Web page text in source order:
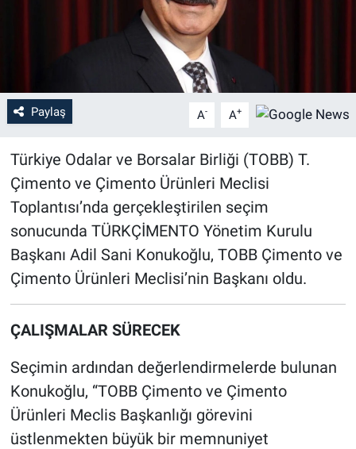
Paylaş A- A+
Türkiye Odalar ve Borsalar Birliği (TOBB) T.
Çimento ve Çimento Ürünleri Meclisi
Toplantısı’nda gerçekleştirilen seçim
sonucunda TÜRKÇİMENTO Yönetim Kurulu
Başkanı Adil Sani Konukoğlu, TOBB Çimento ve
Çimento Ürünleri Meclisi’nin Başkanı oldu.
ÇALIŞMALAR SÜRECEK
Seçimin ardından değerlendirmelerde bulunan
Konukoğlu, “TOBB Çimento ve Çimento
Ürünleri Meclis Başkanlığı görevini
üstlenmekten büyük bir memnuniyet